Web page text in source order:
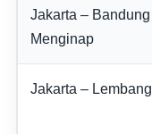
Jakarta – Bandung
Menginap
Jakarta – Lembang